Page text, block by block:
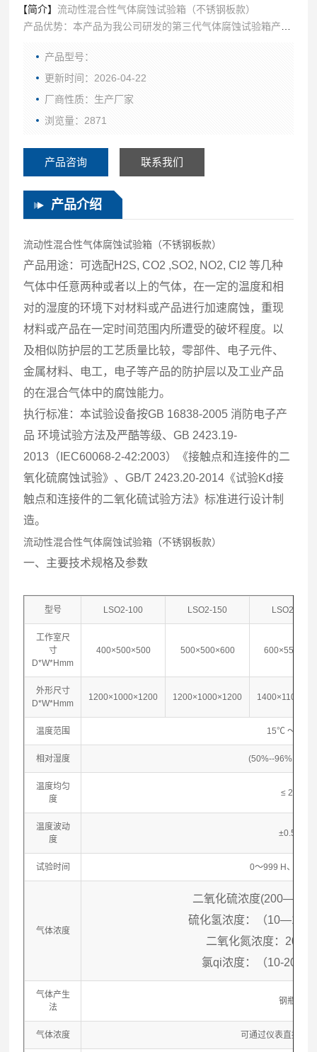
【简介】 流动性混合性气体腐蚀试验箱（不锈钢板款）
产品优势：本产品为我公司研发的第三代气体腐蚀试验箱产
封性，密封性更好更安全。改进了气体的排放过滤，气体经过
过滤后可以直接排放到室外，仪表上可以直接显示并设定气体
浓度精确控制到0.1PPM。
产品型号：
更新时间：2026-04-22
厂商性质：生产厂家
浏览量：2871
产品咨询 联系我们
产品介绍
流动性混合性气体腐蚀试验箱（不锈钢板款）
产品用途：可选配H2S, CO2 ,SO2, NO2, CI2 等几种
气体中任意两种或者以上的气体，在一定的温度和相
对的湿度的环境下对材料或产品进行加速腐蚀，重现
材料或产品在一定时间范围内所遭受的破坏程度。以
及相似防护层的工艺质量比较，零部件、电子元件、
金属材料、电工，电子等产品的防护层以及工业产品
的在混合气体中的腐蚀能力。
执行标准：本试验设备按GB 16838-2005 消防电子产
品 环境试验方法及严酷等级、GB 2423.19-
2013（IEC60068-2-42:2003）《接触点和连接件的二
氧化硫腐蚀试验》、GB/T 2423.20-2014《试验Kd接
触点和连接件的二氧化硫试验方法》标准进行设计制
造。
流动性混合性气体腐蚀试验箱（不锈钢板款）
一、 主要技术规格及参数
型号 LSO2-100 LSO2-150 LSO2-300
工作室尺
寸
D*W*Hmm
400×500×500 500×500×600
外形尺寸
D*W*Hmm
1200×1000×1200 1200×1000×1200
温度范围 15℃ ～ 50℃
相对湿度 (50%--96% )
温度均匀
度
≤ 2℃
温度波动
度
±0.5℃
试验时间 0～999 H、M、
气体浓度
二氧化硫浓度
硫化氢浓度：（10—100
二氧化氮浓度：
氯qi浓度：（10-20）
气体产生
法
钢瓶法
气体浓度 可通过仪表直接显